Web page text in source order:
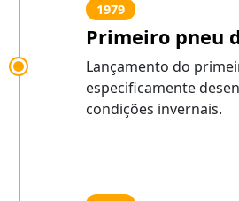
1979
Primeiro pneu
Lançamento do
especificamente
condições invernais.